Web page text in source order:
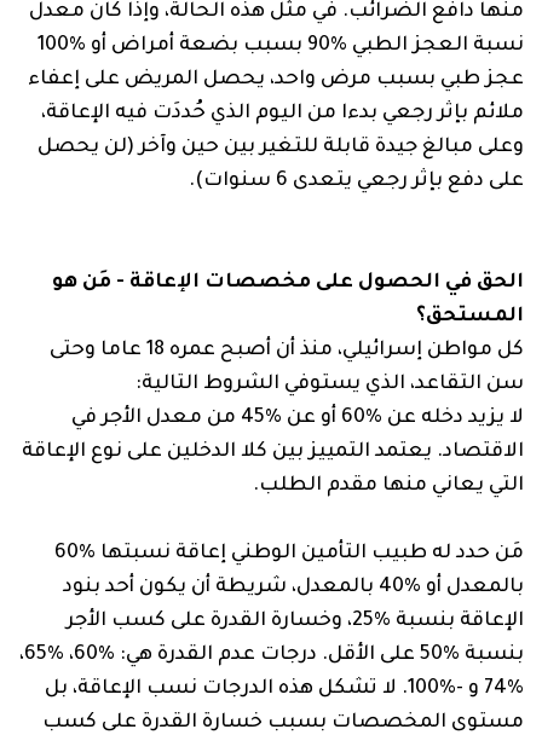
منها دافع الضرائب. في مثل هذه الحالة، وإذا كان معدل
نسبة العجز الطبي %90 بسبب بضعة أمراض أو %100
عجز طبي بسبب مرض واحد، يحصل المريض على إعفاء
ملائم بإثر رجعي بدءا من اليوم الذي حُددَت فيه الإعاقة،
وعلى مبالغ جيدة قابلة للتغير بين حين وآخر (لن يحصل
على دفع بإثر رجعي يتعدى 6 سنوات).
الحق في الحصول على مخصصات الإعاقة - مَن هو
المستحق؟
كل مواطن إسرائيلي، منذ أن أصبح عمره 18 عاما وحتى
سن التقاعد، الذي يستوفي الشروط التالية:
لا يزيد دخله عن %60 أو عن %45 من معدل الأجر في
الاقتصاد. يعتمد التمييز بين كلا الدخلين على نوع الإعاقة
التي يعاني منها مقدم الطلب.
مَن حدد له طبيب التأمين الوطني إعاقة نسبتها %60
بالمعدل أو %40 بالمعدل، شريطة أن يكون أحد بنود
الإعاقة بنسبة %25، وخسارة القدرة على كسب الأجر
بنسبة %50 على الأقل. درجات عدم القدرة هي: ‏60%‏، ‏65%‏،
‏74%‏ و -‏100%‏. لا تشكل هذه الدرجات نسب الإعاقة، بل
مستوى المخصصات بسبب خسارة القدرة على كسب